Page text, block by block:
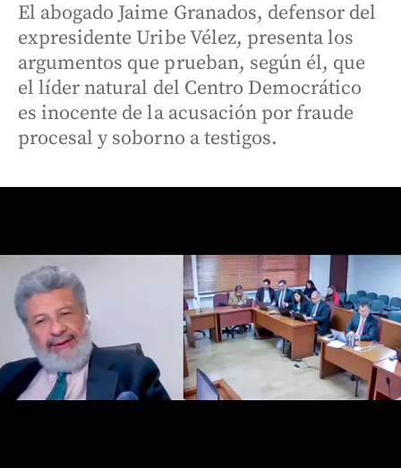
El abogado Jaime Granados, defensor del
expresidente Uribe Vélez, presenta los
argumentos que prueban, según él, que
el líder natural del Centro Democrático
es inocente de la acusación por fraude
procesal y soborno a testigos.